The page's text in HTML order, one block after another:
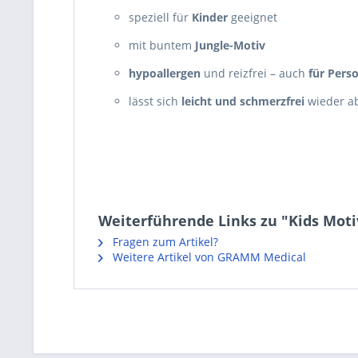
speziell für Kinder geeignet
mit buntem Jungle-Motiv
hypoallergen und reizfrei – auch für
lässt sich leicht und schmerzfrei wieder
Weiterführende Links zu "Kids
Fragen zum Artikel?
Weitere Artikel von GRAMM Medical